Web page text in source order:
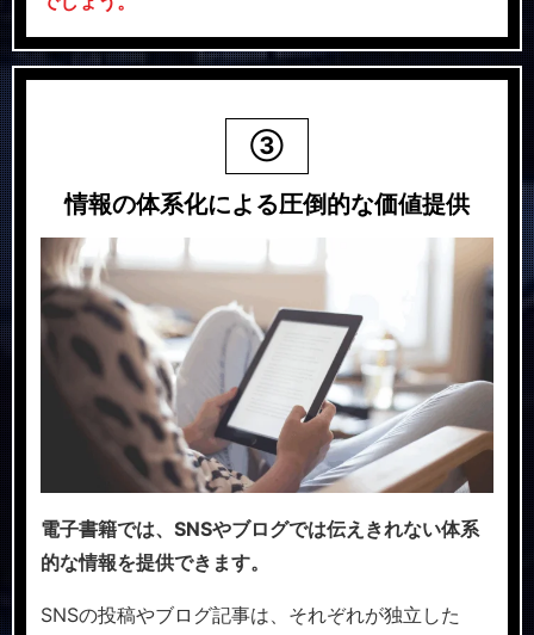
③
情報の体系化による圧倒的な価値提供
電子書籍では、SNSやブログでは伝えきれない体系
的な情報を提供できます。
SNSの投稿やブログ記事は、それぞれが独立した